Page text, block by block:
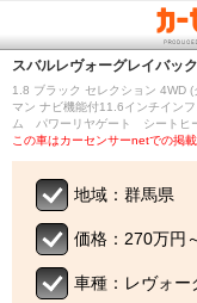
スバルレヴォーグレイバック
1.8 ブラック セレクション 4WD
マン ナビ機能付11.6インチイン
ム パワーリヤゲート シートヒ
この車はカーセンサーnetでの掲
地域：群馬県
価格：270万円
車種：レヴォー